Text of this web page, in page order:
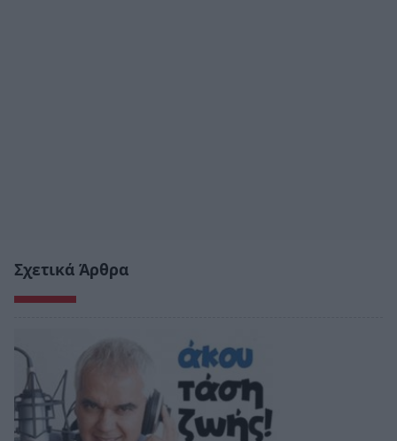
Σχετικά Άρθρα